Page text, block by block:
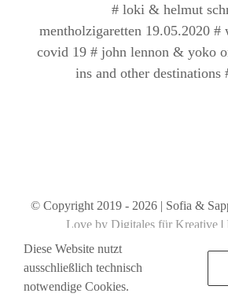
# loki & helmut
mentholzigaretten 19.05.2020 #
covid 19 # john lennon & yoko
ins and other destinations
© Copyright 2019 - 2026 | Sofia &
Love by Digitales für Kreative |
Diese Website nutzt
ausschließlich technisch
notwendige Cookies.